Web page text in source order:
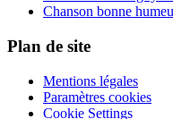
Chanson bonne
Plan de site
Mentions légales
Paramètres cookies
Cookie Settings